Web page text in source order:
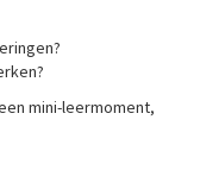
mini-leermoment,